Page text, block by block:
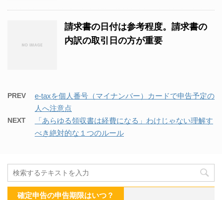
請求書の日付は参考程度。請求書の
内訳の取引日の方が重要
PREV
e-taxを個人番号（マイナンバー）カードで申告予定の
人へ注意点
NEXT
「あらゆる領収書は経費になる」わけじゃない理解す
べき絶対的な１つのルール
確定申告の申告期限はいつ？